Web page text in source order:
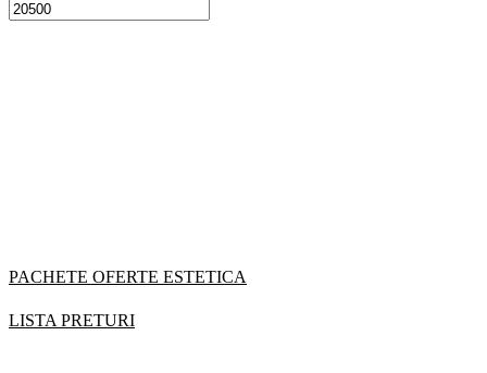
PACHETE OFERTE ESTETICA
LISTA PRETURI